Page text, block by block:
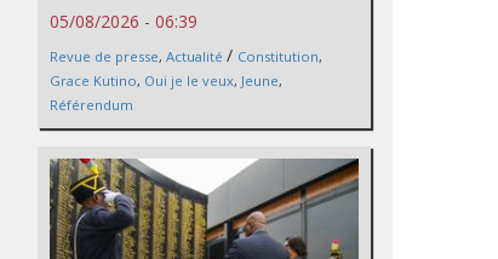
05/08/2026 - 06:39
Revue de presse, Actualité / Constitution,
Grace Kutino, Oui je le veux, Jeune,
Référendum